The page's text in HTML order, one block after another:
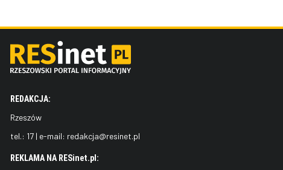
REDAKCJA:
Rzeszów
tel.: 17 | e-mail: redakcja@resinet.pl
REKLAMA NA RESinet.pl: